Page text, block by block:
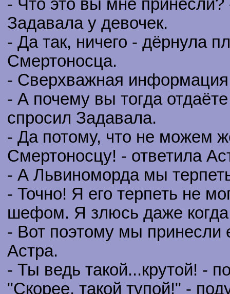
- Что это вы мне
Задавала у девочек.
- Да так, ничего - дёрнула
Смертоносца.
- Сверхважная
- А почему вы тогда
спросил Задавала.
- Да потому, что не можем
Смертоносцу! - ответила
- А Львиноморда мы
- Точно! Я его терпеть не
шефом. Я злюсь даже
- Вот поэтому мы принесли
Астра.
- Ты ведь такой...крутой! -
"Скорее, такой тупой!" -